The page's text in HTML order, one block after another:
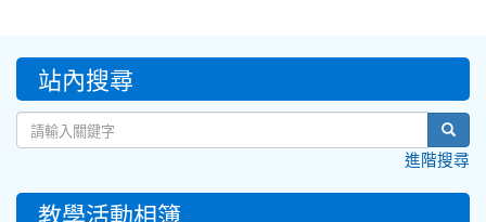
::: 站內搜尋
進階搜尋
教學活動相簿